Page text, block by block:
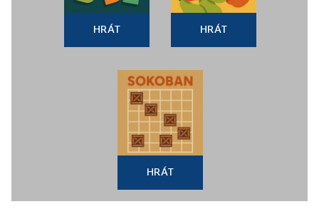
HRÁT HRÁT
HRÁT